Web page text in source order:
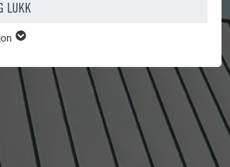
LUKK
innblikk i hvordan nettstedet brukes.